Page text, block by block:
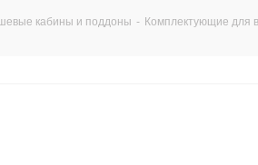
кабины и поддоны - Комплектующие для